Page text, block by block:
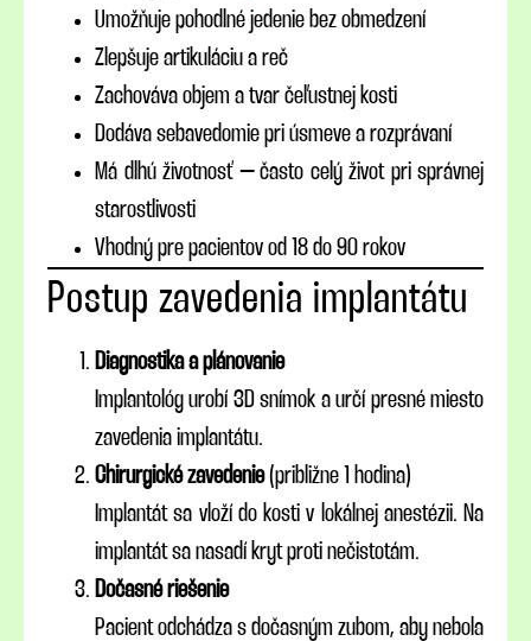
Umožňuje pohodlné jedenie bez obmedzení
Zlepšuje artikuláciu a reč
Zachováva objem a tvar čeľustnej kosti
Dodáva sebavedomie pri úsmeve a rozprávaní
Má dlhú životnosť – často celý život pri správnej
starostlivosti
Vhodný pre pacientov od 18 do 90 rokov
Postup zavedenia implantátu
Diagnostika a plánovanie
Implantológ urobí 3D snímok a určí presné miesto
zavedenia implantátu.
Chirurgické zavedenie(približne 1 hodina)
Implantát sa vloží do kosti v lokálnej anestézii. Na
implantát sa nasadí kryt proti nečistotám.
Dočasné riešenie
Pacient odchádza s dočasným zubom, aby nebola